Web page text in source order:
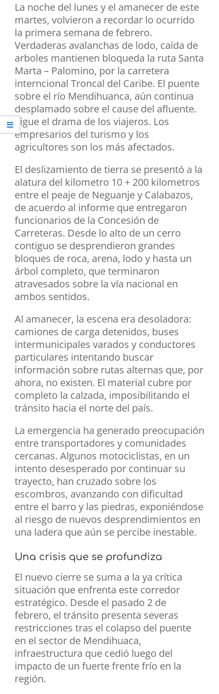
La noche del lunes y el amanecer de este
martes, volvieron a recordar lo ocurrido
la primera semana de febrero.
Verdaderas avalanchas de lodo, caída de
arboles mantienen bloqueda la ruta Santa
Marta – Palomino, por la carretera
interncional Troncal del Caribe. El puente
sobre el río Mendihuanca, aún continua
desplamado sobre el cause del afluente.
Sigue el drama de los viajeros. Los
empresarios del turismo y los
agricultores son los más afectados.
El deslizamiento de tierra se presentó a la
alatura del kilometro 10 + 200 kilometros
entre el peaje de Neguanje y Calabazos,
de acuerdo al informe que entregaron
funcionarios de la Concesión de
Carreteras. Desde lo alto de un cerro
contiguo se desprendieron grandes
bloques de roca, arena, lodo y hasta un
árbol completo, que terminaron
atravesados sobre la vía nacional en
ambos sentidos.
Al amanecer, la escena era desoladora:
camiones de carga detenidos, buses
intermunicipales varados y conductores
particulares intentando buscar
información sobre rutas alternas que, por
ahora, no existen. El material cubre por
completo la calzada, imposibilitando el
tránsito hacia el norte del país.
La emergencia ha generado preocupación
entre transportadores y comunidades
cercanas. Algunos motociclistas, en un
intento desesperado por continuar su
trayecto, han cruzado sobre los
escombros, avanzando con dificultad
entre el barro y las piedras, exponiéndose
al riesgo de nuevos desprendimientos en
una ladera que aún se percibe inestable.
Una crisis que se profundiza
El nuevo cierre se suma a la ya crítica
situación que enfrenta este corredor
estratégico. Desde el pasado 2 de
febrero, el tránsito presenta severas
restricciones tras el colapso del puente
en el sector de Mendihuaca,
infraestructura que cedió luego del
impacto de un fuerte frente frío en la
región.